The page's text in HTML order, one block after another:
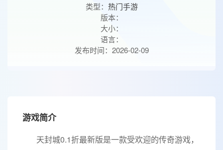
类型： 热门手游
版本：
大小：
语言：
发布时间：2026-02-09
游戏简介
天封城0.1折最新版是一款受欢迎的传奇游戏，